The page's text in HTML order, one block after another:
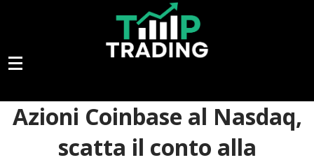
Azioni Coinbase al Nasdaq,
scatta il conto alla